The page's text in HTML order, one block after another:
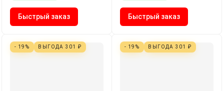
Быстрый заказ Быстрый заказ
- 19% ВЫГОДА 301 ₽ - 19% ВЫГОДА 301 ₽